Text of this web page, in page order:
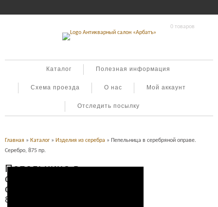
0 товаров
Каталог Полезная информация
Схема проезда О нас Мой аккаунт
Отследить посылку
Главная » Каталог » Изделия из серебра » Пепельница в серебряной оправе.
Серебро, 875 пр.
Пепельница в
серебряной
оправе. Серебро,
875 пр.